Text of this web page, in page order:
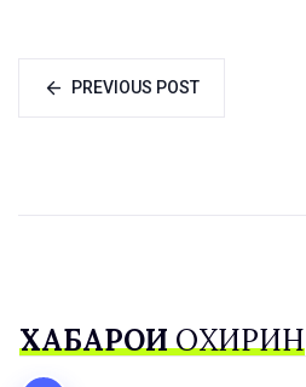
PREVIOUS POST
ХАБАРҲОИОХИРИН